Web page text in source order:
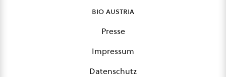
bio austria
Presse
Impressum
Datenschutz